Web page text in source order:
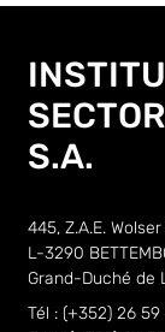
S.A.
445, Z.A.E. Wolser
L-3290
Grand-Duché de
Tél : (+352) 26 59